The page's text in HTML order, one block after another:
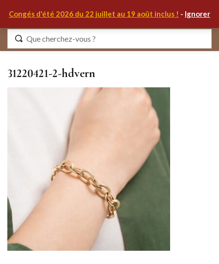
Congés d'été 2026 du 22 juillet au 19 août inclus ! - Ignorer
31220421-2-hdvern
Identifiez-vous
Se souvenir de moi Mot de passe oublié ?
MON COMPTE